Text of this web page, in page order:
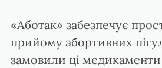
«Аботак» забезпечує
прийому абортивних
замовили ці медикаменти